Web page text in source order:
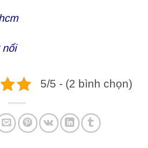
nổi
5/5 - (2 bình chọn)